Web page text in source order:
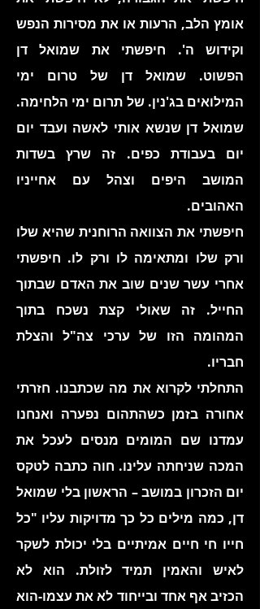
אומץ הלב, הרעות או את מסירות הנפש
וקידוש ה'. חיפשתי את שמואל דן
הפשוט. שמואל דן של טרום ימי
המילואים בג'נין. של תרום ימי הלחימה.
שמואל דן שנשא אותי לאשה ועבד יום
יום בעבודת כפים. זה שרץ בשדות
המושב היפים וצהל עם אחייניו
האהובים.
חיפשתי את הצוואה הרוחנית שהיא שלו
ורק שלו ומתאימה לו ורק לו. חיפשתי
אחרי עשר שנים שוב את האדם שבתוך
החייל. זה שאולי קצת נשכח בתוך
המהומה הזו של ערכי צה"ל והצלת
חבריו.
התחלתי לקרוא את מה שכתבנו. חזרתי
אחורה בזמן כשהתהום נפערה ואנחנו
עמדנו שם המומים מנסים לעכל את
המכה שניחתה עלינו. חוה כתבה לטקס
יום הזכרון במושב – הראשון בלי שמואל
דן, כמה מילים כל כך מדויקות עליו "כל
חייו חי חיים אמיתיים בלי יכולת לשקר
לאיש והאמין תמיד לזולת. הוא לא
הכזיב אף אחד ובייחוד לא את עצמו-הוא